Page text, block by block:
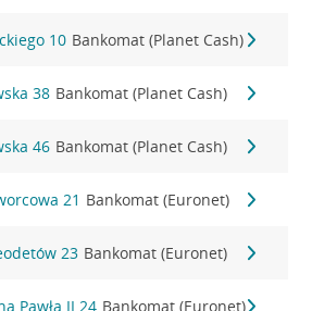
10 Bankomat (Planet Cash)
38 Bankomat (Planet Cash)
46 Bankomat (Planet Cash)
21 Bankomat (Euronet)
23 Bankomat (Euronet)
Pawła II 24 Bankomat (Euronet)